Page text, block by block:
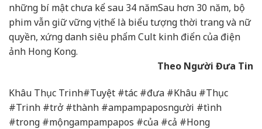
những bí mật chưa kể sau 34 nămSau hơn 30 năm, bộ
phim vẫn giữ vững vị thế là biểu tượng thời trang và nữ
quyền, xứng danh siêu phẩm Cult kinh điển của điện
ảnh Hong Kong.
Theo Người Đưa Tin
Khâu Thục Trinh#Tuyệt #tác #đưa #Khâu #Thục
#Trinh #trở #thành #ampampaposngười #tình
#trong #mộngampampapos #của #cả #Hong